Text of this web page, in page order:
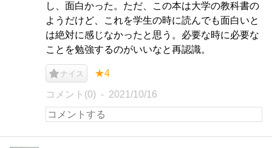
し、面白かった。ただ、この本は大学の教科書の
ようだけど、これを学生の時に読んでも面白いと
は絶対に感じなかったと思う。必要な時に必要な
ことを勉強するのがいいなと再認識。
ナイス ★4
コメント(0) 2021/10/16